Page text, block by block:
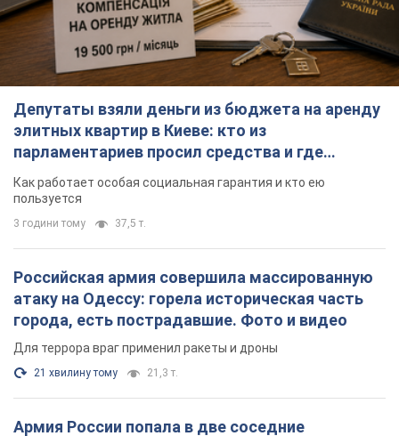
Депутаты взяли деньги из бюджета на аренду
элитных квартир в Киеве: кто из
парламентариев просил средства и где
поселился
Как работает особая социальная гарантия и кто ею
пользуется
3 години тому 37,5 т.
Российская армия совершила массированную
атаку на Одессу: горела историческая часть
города, есть пострадавшие. Фото и видео
Для террора враг применил ракеты и дроны
21 хвилину тому 21,3 т.
Армия России попала в две соседние